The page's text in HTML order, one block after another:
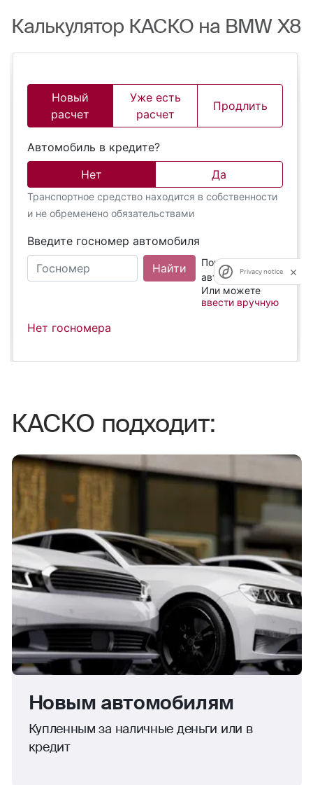
Калькулятор КАСКО на BMW X8
КАСКО подходит:
Новым автомобилям
Купленным за наличные деньги или в
кредит